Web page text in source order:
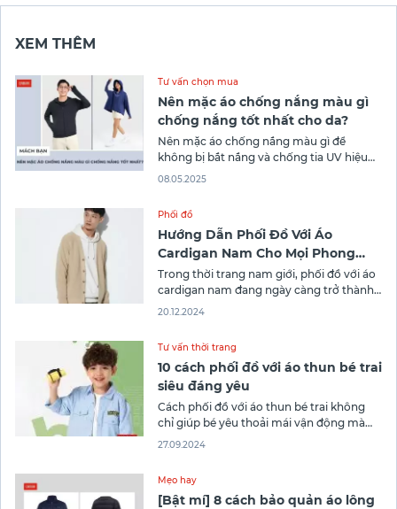
XEM THÊM
Tư vấn chọn mua
Nên mặc áo chống nắng màu gì
chống nắng tốt nhất cho da?
Nên mặc áo chống nắng màu gì để
không bị bắt nắng và chống tia UV hiệu
quả? Đọc ngay bài viết sau của Canifa để
tốt hiện nay!
08.05.2025
Phối đồ
Hướng Dẫn Phối Đồ Với Áo
Cardigan Nam Cho Mọi Phong
Cách
Trong thời trang nam giới, phối đồ với áo
cardigan nam đang ngày càng trở thành
xu hướng được ưa chuộng bởi tính linh
những thương hiệu thời trang uy tín như
Canifa, việc lựa
20.12.2024
Tư vấn thời trang
10 cách phối đồ với áo thun bé trai
siêu đáng yêu
Cách phối đồ với áo thun bé trai không
chỉ giúp bé yêu thoải mái vận động mà
còn giúp bé trở nên thật thời trang. Từ
sẽ làm nổi bật phong
27.09.2024
Mẹo hay
[Bật mí] 8 cách bảo quản áo lông